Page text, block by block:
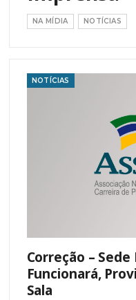
NA MÍDIA NOTÍCIAS
NOTÍCIAS
Correção – Sede
Funcionará,
Sala